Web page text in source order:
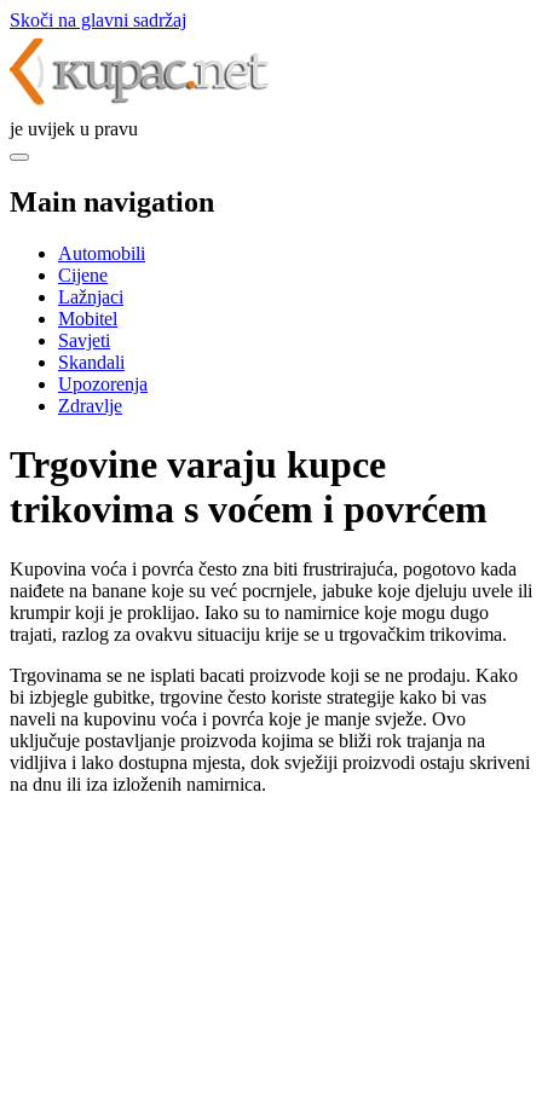
Skoči na glavni sadržaj
je uvijek u pravu
Main navigation
Automobili
Cijene
Lažnjaci
Mobitel
Savjeti
Skandali
Upozorenja
Zdravlje
Trgovine varaju kupce
trikovima s voćem i povrćem
Kupovina voća i povrća često zna biti frustrirajuća, pogotovo kada
naiđete na banane koje su već pocrnjele, jabuke koje djeluju uvele ili
krumpir koji je proklijao. Iako su to namirnice koje mogu dugo
trajati, razlog za ovakvu situaciju krije se u trgovačkim trikovima.
Trgovinama se ne isplati bacati proizvode koji se ne prodaju. Kako
bi izbjegle gubitke, trgovine često koriste strategije kako bi vas
naveli na kupovinu voća i povrća koje je manje svježe. Ovo
uključuje postavljanje proizvoda kojima se bliži rok trajanja na
vidljiva i lako dostupna mjesta, dok svježiji proizvodi ostaju skriveni
na dnu ili iza izloženih namirnica.